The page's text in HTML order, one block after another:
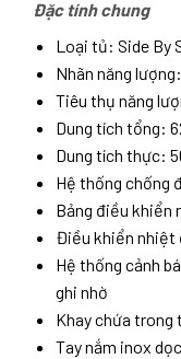
Đặc tính chung
Loại tủ: Side By
Nhãn năng
Tiêu thụ năng
Dung tích tổng:
Dung tích thực:
Hệ thống chống
Bảng điều khiển
Điều khiển nhiệt
Hệ thống cảnh
ghi nhờ
Khay chứa trong
Tay nắm inox dọc